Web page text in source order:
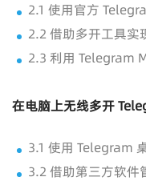
2.1 使用官方
2.2 借助多开工具实
2.3 利用 Telegram
在电脑上无线多开
3.1 使用 Telegram
3.2 借助第三方软件